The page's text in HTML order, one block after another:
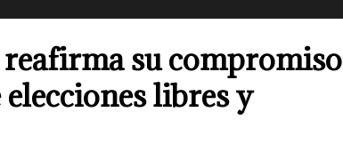
su compromiso
libres y